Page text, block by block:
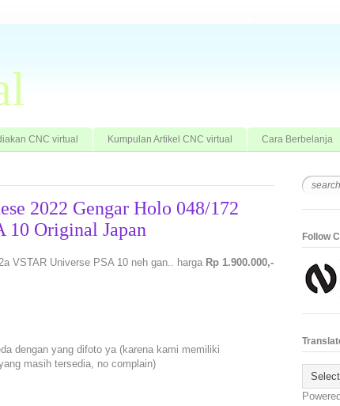
CNC virtual Kumpulan Artikel CNC virtual Cara Berbelanja
2022 Gengar Holo 048/172
10 Original Japan
VSTAR Universe PSA 10 neh gan.. harga Rp 1.900.000,-
dengan yang difoto ya (karena kami memiliki
masih tersedia, no complain)
Follow